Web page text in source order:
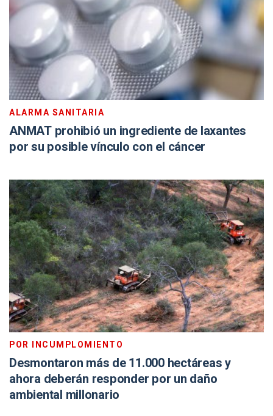
ALARMA SANITARIA
ANMAT prohibió un ingrediente de laxantes
por su posible vínculo con el cáncer
POR INCUMPLOMIENTO
Desmontaron más de 11.000 hectáreas y
ahora deberán responder por un daño
ambiental millonario